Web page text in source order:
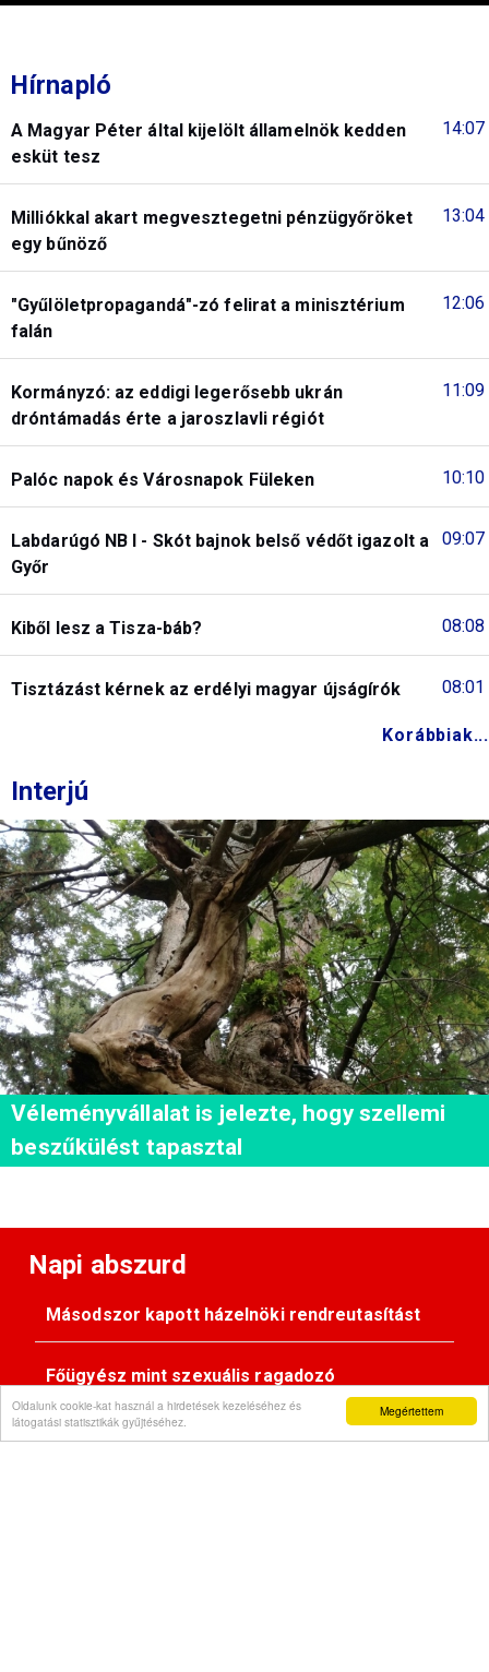
Megértettem
Oldalunk cookie-kat használ a hirdetések kezeléséhez és
látogatási statisztikák gyűjtéséhez.
Hírnapló
14:07
A Magyar Péter által kijelölt államelnök kedden
esküt tesz
13:04
Milliókkal akart megvesztegetni pénzügyőröket
egy bűnöző
12:06
"Gyűlöletpropagandá"-zó felirat a minisztérium
falán
11:09
Kormányzó: az eddigi legerősebb ukrán
dróntámadás érte a jaroszlavli régiót
10:10
Palóc napok és Városnapok Füleken
09:07
Labdarúgó NB I - Skót bajnok belső védőt igazolt a
Győr
08:08
Kiből lesz a Tisza-báb?
08:01
Tisztázást kérnek az erdélyi magyar újságírók
Korábbiak...
Interjú
Véleményvállalat is jelezte, hogy szellemi
beszűkülést tapasztal
Napi abszurd
Másodszor kapott házelnöki rendreutasítást
Főügyész mint szexuális ragadozó
Pimasz önkényúr